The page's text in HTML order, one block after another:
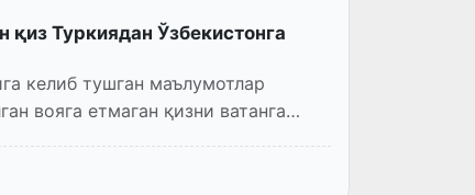
қиз Туркиядан Ўзбекистонга
келиб тушган маълумотлар
вояга етмаган қизни ватанга